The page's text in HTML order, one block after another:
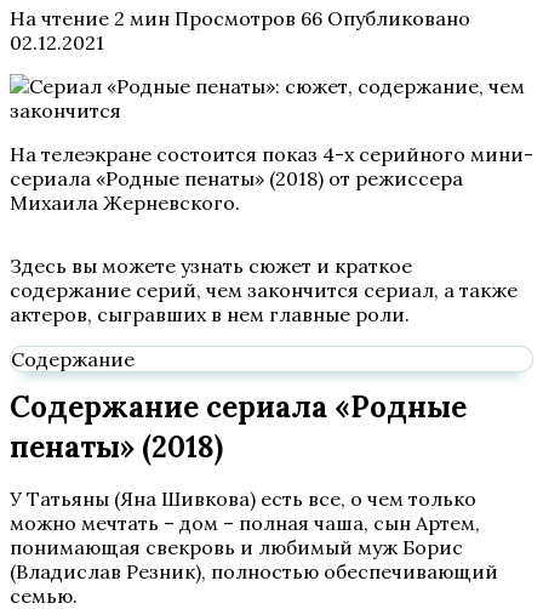
На чтение 2 мин Просмотров 66 Опубликовано
02.12.2021
На телеэкране состоится показ 4-х серийного мини-
сериала «Родные пенаты» (2018) от режиссера
Михаила Жерневского.
Здесь вы можете узнать сюжет и краткое
содержание серий, чем закончится сериал, а также
актеров, сыгравших в нем главные роли.
Содержание
Содержание сериала «Родные
пенаты» (2018)
У Татьяны (Яна Шивкова) есть все, о чем только
можно мечтать – дом – полная чаша, сын Артем,
понимающая свекровь и любимый муж Борис
(Владислав Резник), полностью обеспечивающий
семью.